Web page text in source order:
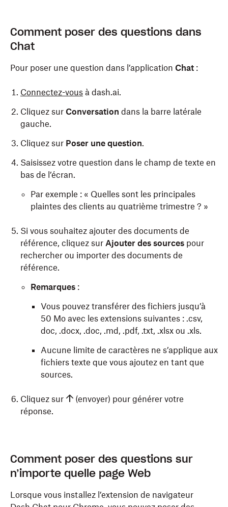
Comment poser des questions dans
Chat
Pour poser une question dans l’application Chat :
Connectez-vous à dash.ai.
Cliquez sur Conversation dans la barre latérale
gauche.
Cliquez sur Poser une question.
Saisissez votre question dans le champ de texte en
bas de l’écran.
Par exemple : « Quelles sont les principales
plaintes des clients au quatrième trimestre ? »
Si vous souhaitez ajouter des documents de
référence, cliquez sur Ajouter des sources pour
rechercher ou importer des documents de
référence.
Remarques :
Vous pouvez transférer des fichiers jusqu’à
50 Mo avec les extensions suivantes : .csv,
doc, .docx, .doc, .md, .pdf, .txt, .xlsx ou .xls.
Aucune limite de caractères ne s’applique aux
fichiers texte que vous ajoutez en tant que
sources.
Cliquez sur
(envoyer) pour générer votre
réponse.
Comment poser des questions sur
n’importe quelle page Web
Lorsque vous installez l’extension de navigateur